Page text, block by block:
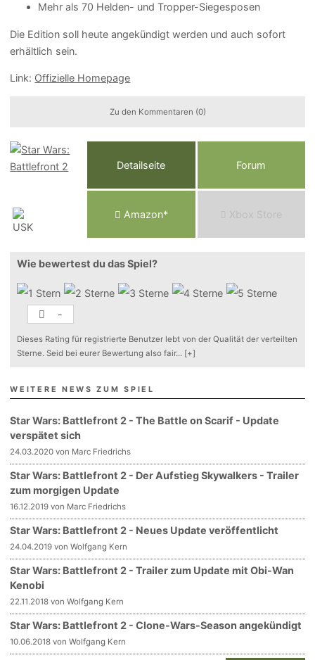
Mehr als 70 Helden- und Tropper-Siegesposen
Die Edition soll heute angekündigt werden und auch sofort
erhältlich sein.
Link: Offizielle Homepage
Zu den Kommentaren (0)
Detailseite Forum
Amazon* Xbox Store
Wie bewertest du das Spiel?
-
Dieses Rating für registrierte Benutzer lebt von der Qualität der verteilten
Sterne. Seid bei eurer Bewertung also fair... [+]
WEITERE NEWS ZUM SPIEL
Star Wars: Battlefront 2 - The Battle on Scarif - Update
verspätet sich
24.03.2020 von Marc Friedrichs
Star Wars: Battlefront 2 - Der Aufstieg Skywalkers - Trailer
zum morgigen Update
16.12.2019 von Marc Friedrichs
Star Wars: Battlefront 2 - Neues Update veröffentlicht
24.04.2019 von Wolfgang Kern
Star Wars: Battlefront 2 - Trailer zum Update mit Obi-Wan
Kenobi
22.11.2018 von Wolfgang Kern
Star Wars: Battlefront 2 - Clone-Wars-Season angekündigt
10.06.2018 von Wolfgang Kern